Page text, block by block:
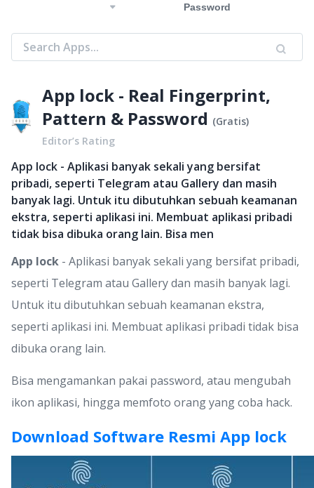
Password
App lock - Real Fingerprint,
Pattern & Password (Gratis)
Editor’s Rating
App lock - Aplikasi banyak sekali yang bersifat
pribadi, seperti Telegram atau Gallery dan masih
banyak lagi. Untuk itu dibutuhkan sebuah keamanan
ekstra, seperti aplikasi ini. Membuat aplikasi pribadi
tidak bisa dibuka orang lain. Bisa men
App lock - Aplikasi banyak sekali yang bersifat pribadi,
seperti Telegram atau Gallery dan masih banyak lagi.
Untuk itu dibutuhkan sebuah keamanan ekstra,
seperti aplikasi ini. Membuat aplikasi pribadi tidak bisa
dibuka orang lain.
Bisa mengamankan pakai password, atau mengubah
ikon aplikasi, hingga memfoto orang yang coba hack.
Download Software Resmi App lock